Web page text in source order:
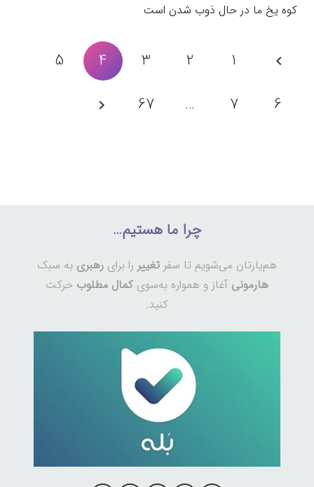
کوه یخ ما در حال ذوب شدن است
1
2
3
4
5
6
7
…
67
چرا ما هستیم…
هم‌یارتان می‌شویم تا سفر تغییر را برای رهبری به سبک
هارمونی آغاز و همواره به‌سوی کمال مطلوب حرکت
کنید.